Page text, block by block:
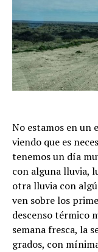
No estamos en un
viendo que es
tenemos un día
con alguna lluvia,
otra lluvia con
ven sobre los
descenso térmico
semana fresca, la
grados, con